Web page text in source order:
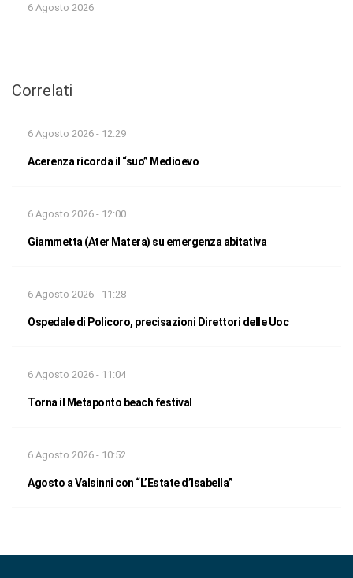
6 Agosto 2026
Correlati
6 Agosto 2026 - 12:29
Acerenza ricorda il “suo” Medioevo
6 Agosto 2026 - 12:00
Giammetta (Ater Matera) su emergenza abitativa
6 Agosto 2026 - 11:28
Ospedale di Policoro, precisazioni Direttori delle Uoc
6 Agosto 2026 - 11:04
Torna il Metaponto beach festival
6 Agosto 2026 - 10:52
Agosto a Valsinni con “L’Estate d’Isabella”